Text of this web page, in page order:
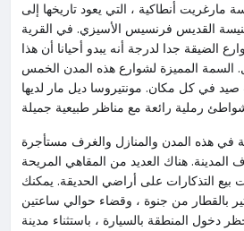
مارغريت أنطاكية ، التي يعود تاريخها إلى
عن كنيسة القديس فرنسيس الأسيزي. في القرية
الضيقة جدا لدرجة أنه يبدو أحيانا أن هذا
السمة المميزة لشوارع هذه المدن الخمس
في كل مكان. مونتيروسا ديل مار لديها
في هذه المدن والمنازل والغرف مستأجرة
هناك العديد من المقاهي المريحة
بيع التذكارات على أراضي الحديقة. يمكنك
بالقطار من جنوة ، وقضاء حوالي ساعتين
دخول المنطقة بالسيارة ، باستثناء مدينة